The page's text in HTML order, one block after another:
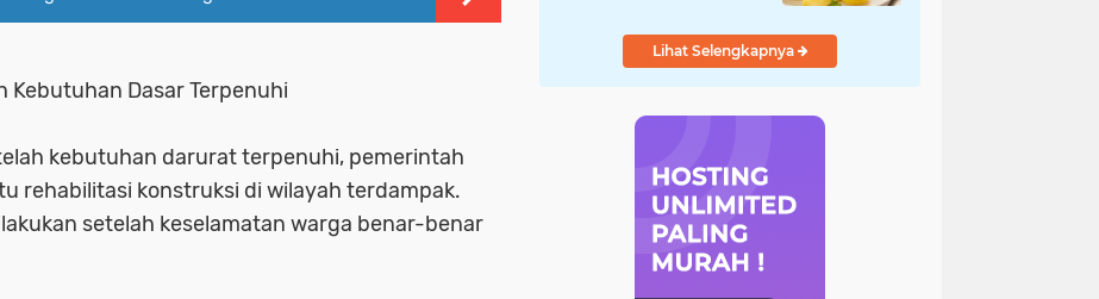
Kebutuhan Dasar Terpenuhi
kebutuhan darurat terpenuhi, pemerintah
rehabilitasi konstruksi di wilayah terdampak.
setelah keselamatan warga benar-benar
Pencernaan
Lihat Selengkapnya